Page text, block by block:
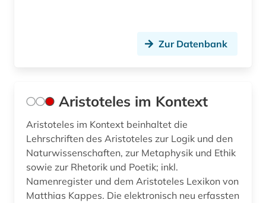
gottfried wilhelm leibniz (1)
griechenland (1)
griechenland <altertum> (1)
griechisch (5)
griechische literatur (1)
großbritannien (6)
Zur Datenbank
Aristoteles im Kontext
Aristoteles im Kontext beinhaltet die
Lehrschriften des Aristoteles zur Logik und den
Naturwissenschaften, zur Metaphysik und Ethik
sowie zur Rhetorik und Poetik; inkl.
Namenregister und dem Aristoteles Lexikon von
Matthias Kappes. Die elektronisch neu erfassten